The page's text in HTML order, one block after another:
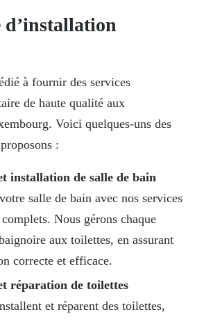
d’installation
à fournir des services
de haute qualité aux
Voici quelques-uns des
:
installation de salle de bain
salle de bain avec nos services
Nous gérons chaque
aux toilettes, en assurant
correcte et efficace.
réparation de toilettes
et réparent des toilettes,